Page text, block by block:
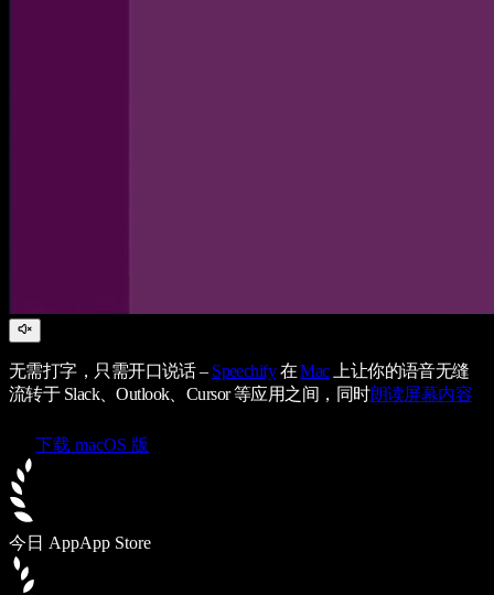
无需打字，只需开口说话 – Speechify在Mac上让你的语音无缝
流转于 Slack、Outlook、Cursor 等应用之间，同时朗读屏幕内容
下载 macOS 版
今日 AppApp Store